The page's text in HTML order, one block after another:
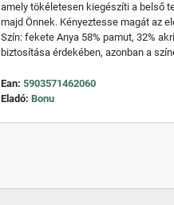
amely tökéletesen kiegészíti a belső
majd Önnek. Kényeztesse magát az
Szín: fekete Anya 58% pamut, 32%
biztosítása érdekében, azonban a
Ean: 5903571462060
Eladó: Bonu